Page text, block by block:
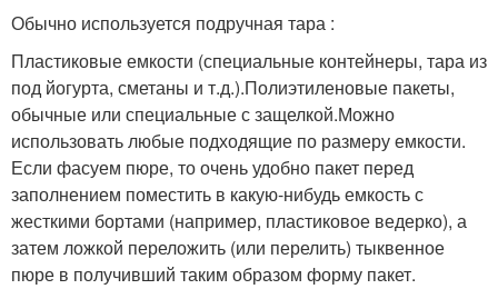
Обычно используется подручная тара :
Пластиковые емкости (специальные контейнеры, тара из
под йогурта, сметаны и т.д.).Полиэтиленовые пакеты,
обычные или специальные с защелкой.Можно
использовать любые подходящие по размеру емкости.
Если фасуем пюре, то очень удобно пакет перед
заполнением поместить в какую-нибудь емкость с
жесткими бортами (например, пластиковое ведерко), а
затем ложкой переложить (или перелить) тыквенное
пюре в получивший таким образом форму пакет.